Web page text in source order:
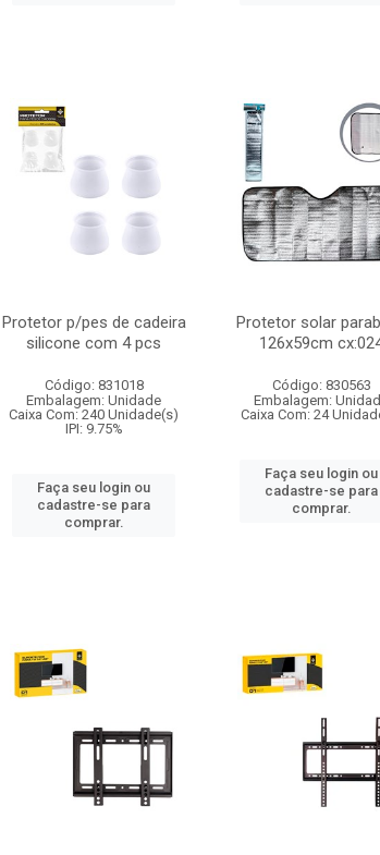
Protetor p/pes de cadeira
silicone com 4 pcs
Código: 831018
Embalagem: Unidade
Caixa Com: 240 Unidade(s)
IPI: 9.75%
Faça seu login ou
cadastre-se para
comprar.
Protetor solar
126x59cm
Código: 830563
Embalagem:
Caixa Com: 24
Faça seu login ou
cadastre-se para
comprar.